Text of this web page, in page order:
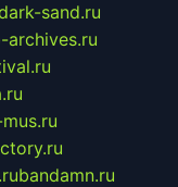
sand.ru
archives.ru
mus.ru
bandamn.ru